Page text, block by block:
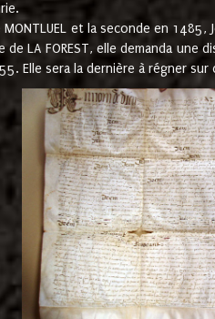
MONTLUEL et la seconde en
LA FOREST, elle demanda
Elle sera la dernière à régner